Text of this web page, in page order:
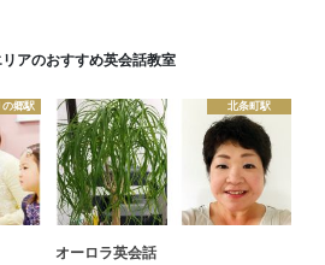
アのおすすめ英会話教室
の郷駅 北条町駅
オーロラ英会話